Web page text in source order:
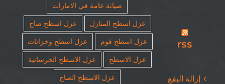
rss
إزالة البقع
صيانة عامة في الامارات
عزل اسطح المنازل
عزل اسطح صاج
عزل اسطح فوم
عزل اسطح وخزانات
عزل الاسطح
عزل الاسطح الخرسانية
عزل الاسطح الصاج